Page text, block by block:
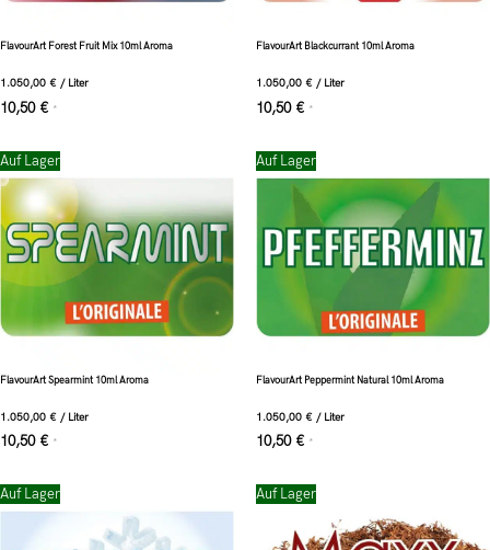
FlavourArt Forest Fruit Mix 10ml Aroma
1.050,00 € / Liter
10,50 € *
FlavourArt Blackcurrant 10ml Aroma
1.050,00 € / Liter
10,50 € *
Auf Lager
FlavourArt Spearmint 10ml Aroma
1.050,00 € / Liter
10,50 € *
Auf Lager
FlavourArt Peppermint Natural 10ml Aroma
1.050,00 € / Liter
10,50 € *
Auf Lager Auf Lager